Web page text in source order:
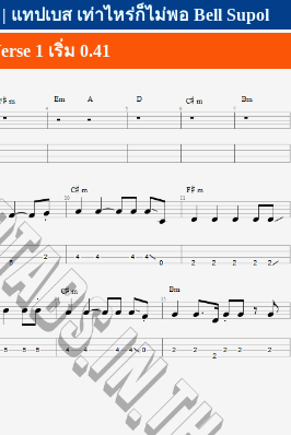
แทปเบส เท่าไหร่ก็ไม่พอ Bell Supol
1 เริ่ม 0.41